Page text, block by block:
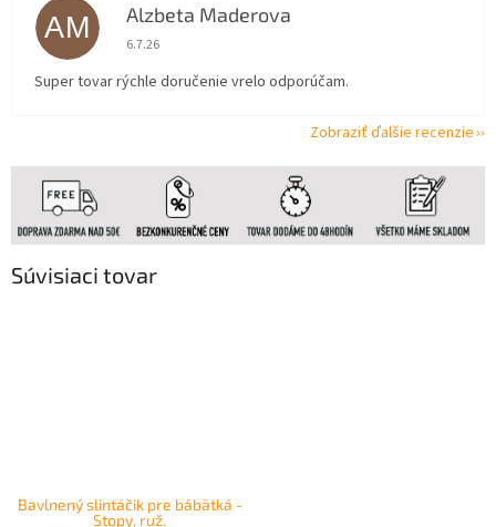
Súvisiaci tovar
Bavlnený slintáčik pre bábätká -
Stopy, ruž.
AM Alzbeta Maderova
Hodnotenie obchodu je 5 z 5 hviezdičiek.
6.7.26
Super tovar rýchle doručenie vrelo odporúčam.
Zobraziť ďalšie recenzie